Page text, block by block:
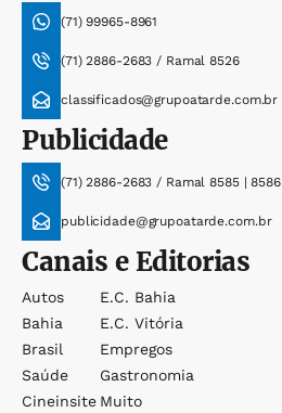
(71) 99965-8961
(71) 2886-2683 / Ramal 8526
classificados@grupoatarde.com.br
Publicidade
(71) 2886-2683 / Ramal 8585 | 8586
publicidade@grupoatarde.com.br
Canais e Editorias
Autos
Bahia
Brasil
Saúde
Cineinsite
E.c. Bahia
E.c. Vitória
Empregos
Gastronomia
Muito